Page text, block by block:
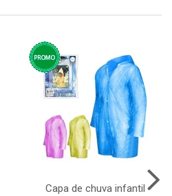
Capa de chuva infantil